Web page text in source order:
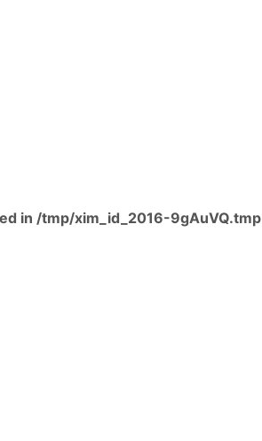
in /tmp/xim_id_2016-9gAuVQ.tmp